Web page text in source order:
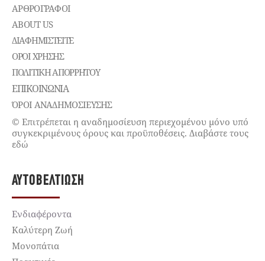
ΑΡΘΡΟΓΡΑΦΟΙ
ABOUT US
ΔΙΑΦΗΜΙΣΤΕΊΤΕ
ΌΡΟΙ ΧΡΉΣΗΣ
ΠΟΛΙΤΙΚΉ ΑΠΟΡΡΉΤΟΥ
ΕΠΙΚΟΙΝΩΝΊΑ
ΌΡΟΙ ΑΝΑΔΗΜΟΣΙΕΥΣΗΣ
© Επιτρέπεται η αναδημοσίευση περιεχομένου μόνο υπό
συγκεκριμένους όρους και προϋποθέσεις. Διαβάστε τους
εδώ
ΑΥΤΟΒΕΛΤΊΩΣΗ
Ενδιαφέροντα
Καλύτερη Ζωή
Μονοπάτια